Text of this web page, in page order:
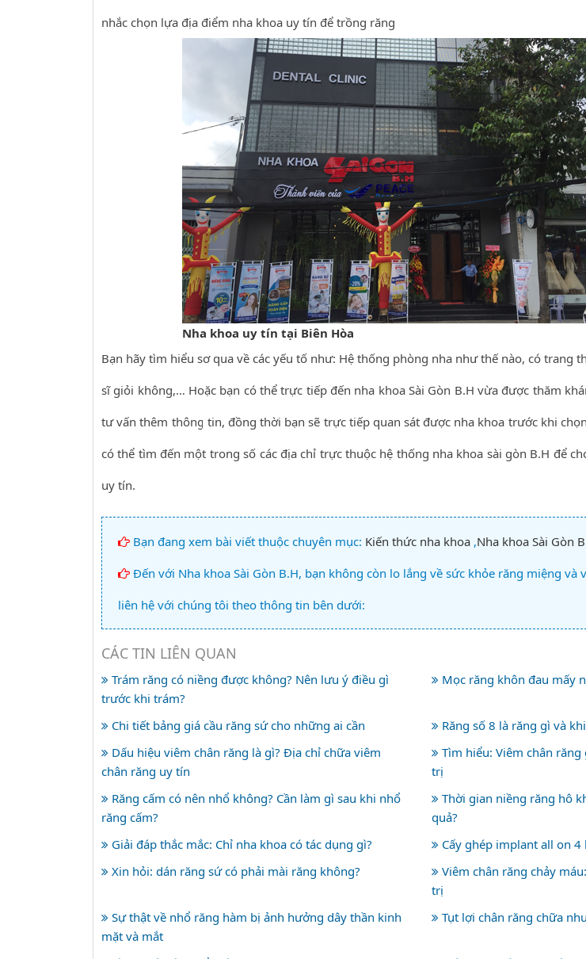
nhắc chọn lựa địa điểm nha khoa uy tín để trồng răng
Nha khoa uy tín tại Biên Hòa
Bạn hãy tìm hiểu sơ qua về các yếu tố như: Hệ thống phòng nha như thế nào, có trang
sĩ giỏi không,… Hoặc bạn có thể trực tiếp đến nha khoa Sài Gòn B.H vừa được thăm
tư vấn thêm thông tin, đồng thời bạn sẽ trực tiếp quan sát được nha khoa trước khi
có thể tìm đến một trong số các địa chỉ trực thuộc hệ thống nha khoa sài gòn B.H để
uy tín.
Bạn đang xem bài viết thuộc chuyên mục: Kiến thức nha khoa ,Nha khoa Sài Gòn
Đến với Nha khoa Sài Gòn B.H, bạn không còn lo lắng về sức khỏe răng miệng và
liên hệ với chúng tôi theo thông tin bên dưới:
CÁC TIN LIÊN QUAN
Trám răng có niềng được không? Nên lưu ý điều gì
trước khi trám?
Mọc răng khôn đau mấy
Chi tiết bảng giá cầu răng sứ cho những ai cần
Răng số 8 là răng gì và
Dấu hiệu viêm chân răng là gì? Địa chỉ chữa viêm
chân răng uy tín
Tìm hiểu: Viêm chân
trị
Răng cấm có nên nhổ không? Cần làm gì sau khi nhổ
răng cấm?
Thời gian niềng răng hô
quả?
Giải đáp thắc mắc: Chỉ nha khoa có tác dụng gì?
Cấy ghép implant all on 4
Xin hỏi: dán răng sứ có phải mài răng không?
Viêm chân răng chảy
trị
Sự thật về nhổ răng hàm bị ảnh hưởng dây thần kinh
mặt và mắt
Tụt lợi chân răng chữa